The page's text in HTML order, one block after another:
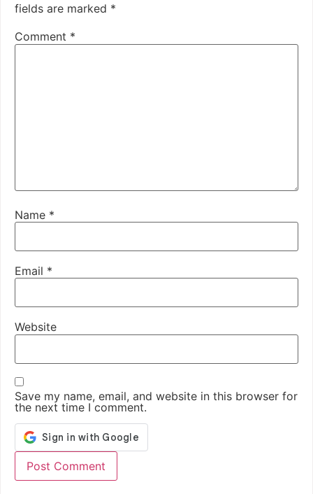
fields are marked *
Comment *
Name *
Email *
Website
Save my name, email, and website in this browser for
the next time I comment.